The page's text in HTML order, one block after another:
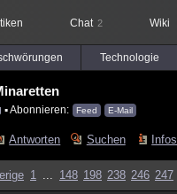
Chat 2 Wiki
Technologie
▪ Abonnieren: Feed E-Mail
Antworten Suchen Infos
1 ... 148 198 238 246 247